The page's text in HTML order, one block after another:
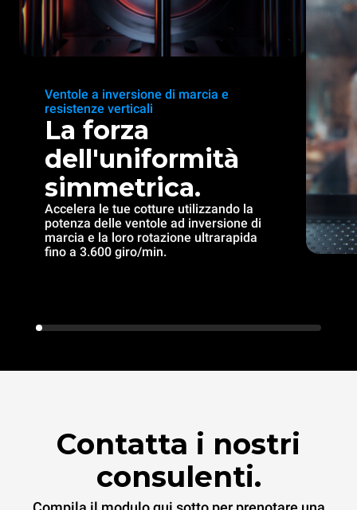
Ventole a inversione di marcia e
resistenze verticali
La forza
dell'uniformità
simmetrica.
Accelera le tue cotture utilizzando la
potenza delle ventole ad inversione di
marcia e la loro rotazione ultrarapida
fino a 3.600 giro/min.
Contatta i nostri
consulenti.